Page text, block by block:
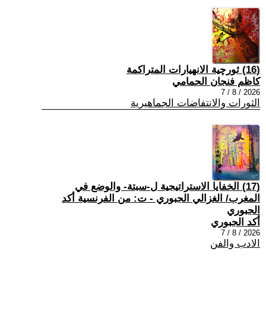
(16) ثورچية الانهيارات المتراكمة
كاظم فنجان الحمامي
2026 / 8 / 7
الثورات والانتفاضات الجماهيرية
(17) الخفايا الاستراتيجية ل-سبتة- والوضع في
المغرب/ الغزالي الجبوري - ت: من الفرنسية أكد
الجبوري
أكد الجبوري
2026 / 8 / 7
الادب والفن